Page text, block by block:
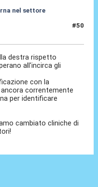
nel settore
#50
destra rispetto
all'incirca gli
con la
correntemente
per identificare
cambiato cliniche di